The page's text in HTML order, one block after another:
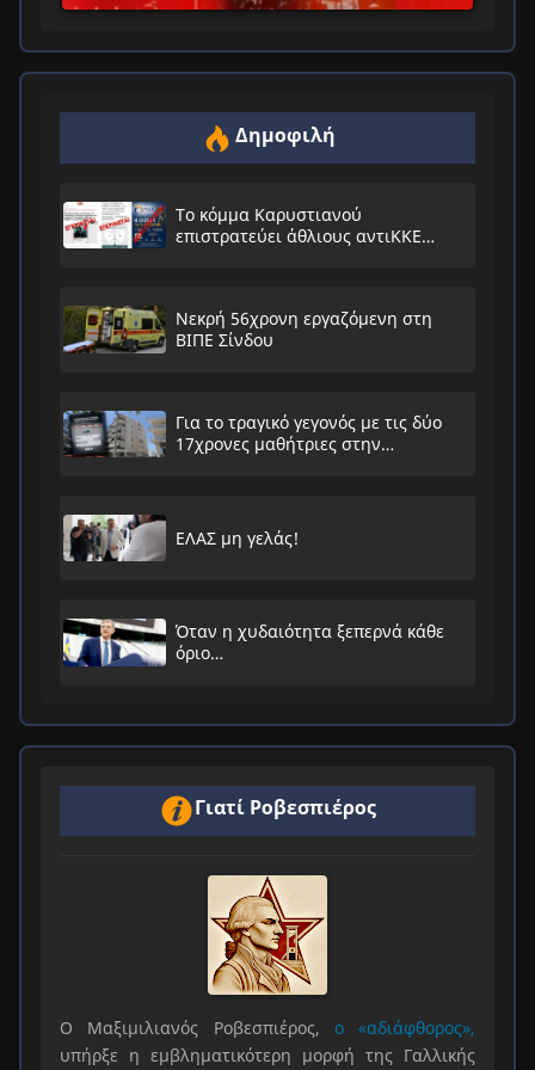
Δημοφιλή
Το κόμμα Καρυστιανού
επιστρατεύει άθλιους αντιΚΚΕ
Νεκρή 56χρονη εργαζόμενη στη
ΒΙΠΕ Σίνδου
Για το τραγικό γεγονός με τις δύο
17χρονες μαθήτριες στην
ΕΛΑΣ μη γελάς!
Όταν η χυδαιότητα ξεπερνά κάθε
όριο…
Γιατί Ροβεσπιέρος
Ο Μαξιμιλιανός Ροβεσπιέρος, ο «αδιάφθορος»,
υπήρξε η εμβληματικότερη μορφή της Γαλλικής